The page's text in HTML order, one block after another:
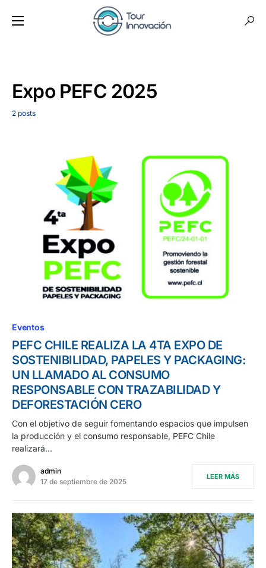
Expo PEFC 2025
2 posts
Eventos
PEFC CHILE REALIZA LA 4TA EXPO DE
SOSTENIBILIDAD, PAPELES Y PACKAGING:
UN LLAMADO AL CONSUMO
RESPONSABLE CON TRAZABILIDAD Y
DEFORESTACIÓN CERO
Con el objetivo de seguir fomentando espacios que impulsen
la producción y el consumo responsable, PEFC Chile
realizará…
admin
17 de septiembre de 2025
LEER MÁS